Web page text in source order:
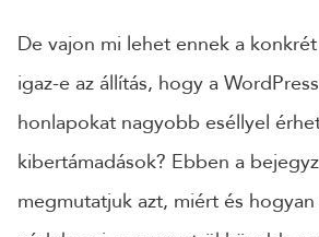
KÜLDÉS
24 ÓRÁN BELÜL FELVESSZÜK VELED A
*munkanapokon
De vajon mi lehet ennek a
igaz-e az állítás, hogy a
honlapokat nagyobb eséllyel
kibertámadások? Ebben a
megmutatjuk azt, miért és